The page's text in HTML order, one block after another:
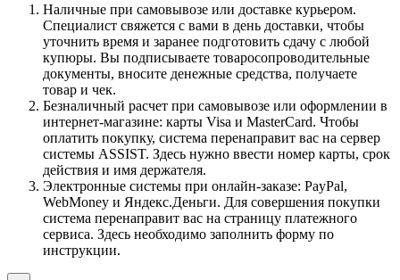
Наличные при самовывозе или доставке курьером.
Специалист свяжется с вами в день доставки, чтобы
уточнить время и заранее подготовить сдачу с любой
купюры. Вы подписываете товаросопроводительные
документы, вносите денежные средства, получаете
товар и чек.
Безналичный расчет при самовывозе или оформлении в
интернет-магазине: карты Visa и MasterCard. Чтобы
оплатить покупку, система перенаправит вас на сервер
системы ASSIST. Здесь нужно ввести номер карты, срок
действия и имя держателя.
Электронные системы при онлайн-заказе: PayPal,
WebMoney и Яндекс.Деньги. Для совершения покупки
система перенаправит вас на страницу платежного
сервиса. Здесь необходимо заполнить форму по
инструкции.